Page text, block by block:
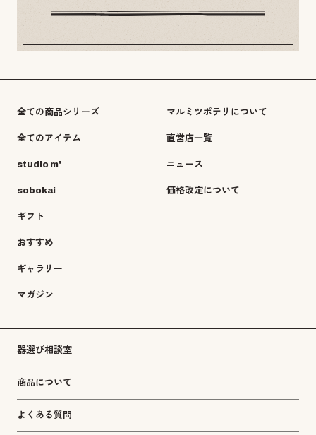
全ての商品シリーズ
全てのアイテム
studio m'
sobokai
ギフト
おすすめ
ギャラリー
マガジン
マルミツポテリについて
直営店一覧
ニュース
価格改定について
器選び相談室
商品について
よくある質問